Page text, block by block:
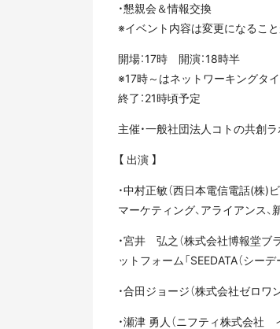
・懇親会＆情報交換
※イベント内容は変更になること
開場：17時 開演：18時半
※17時～はネットワーキングタイ
終了：21時頃予定
主催・一般社団法人コトの共創ラ
【 出演 】
・中村正敏（西日本電信電話(
マーケティング、アライアンス、
・宮井 弘之（株式会社博報堂ブ
ットフォーム「SEEDATA（シーデ
・合田ジョージ（株式会社ゼロ
・瀬津 勇人（ニフティ株式会